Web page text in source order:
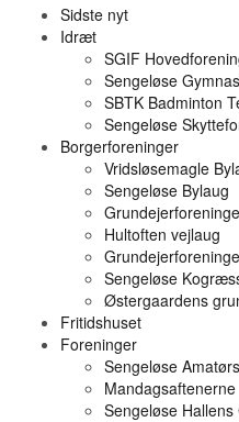
Sidste nyt
Idræt
SGIF
Sengeløse
SBTK Badminton
Sengeløse
Borgerforeninger
Vridsløsemagle
Sengeløse Bylaug
Hultoften vejlaug
Sengeløse
Østergaardens
Fritidshuset
Foreninger
Sengeløse
Mandagsaftenerne
Sengeløse Hallens